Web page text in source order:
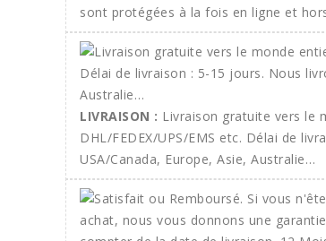
sont protégées à la fois en ligne et
LIVRAISON : Livraison gratuite vers le
DHL/FEDEX/UPS/EMS etc. Délai de
USA/Canada, Europe, Asie, Australie…